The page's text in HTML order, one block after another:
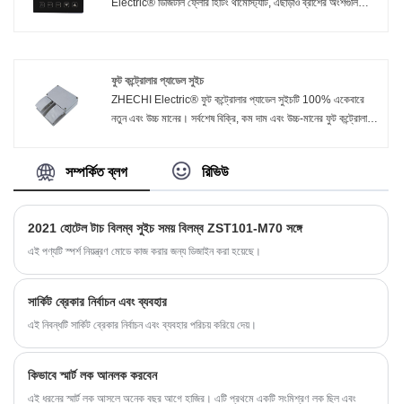
Electric® ডিজিটাল ফ্লোর হিটিং থার্মোস্ট্যাট, এছাড়াও ব্রাশের অংশগুলি
ফুট কন্ট্রোলার প্যাডেল সুইচ
ZHECHI Electric® ফুট কন্ট্রোলার প্যাডেল সুইচটি 100% একেবারে
নতুন এবং উচ্চ মানের। সর্বশেষ বিক্রি, কম দাম এবং উচ্চ-মানের ফুট কন্ট্রোলার
সম্পর্কিত ব্লগ রিভিউ
2021 হোটেল টাচ বিলম্ব সুইচ সময় বিলম্ব ZST101-M70 সঙ্গে
এই পণ্যটি স্পর্শ নিয়ন্ত্রণ মোডে কাজ করার জন্য ডিজাইন করা হয়েছে।
সার্কিট ব্রেকার নির্বাচন এবং ব্যবহার
এই নিবন্ধটি সার্কিট ব্রেকার নির্বাচন এবং ব্যবহার পরিচয় করিয়ে দেয়।
কিভাবে স্মার্ট লক আনলক করবেন
এই ধরনের স্মার্ট লক আসলে অনেক বছর আগে হাজির। এটি প্রথমে একটি সংমিশ্রণ লক ছিল এবং